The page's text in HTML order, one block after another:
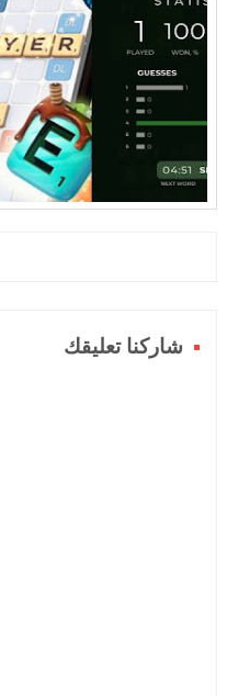
شاركنا تعليقك